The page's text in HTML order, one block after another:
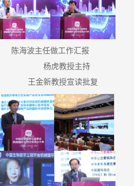
任做工作汇报
教授主持
教授宣读批复